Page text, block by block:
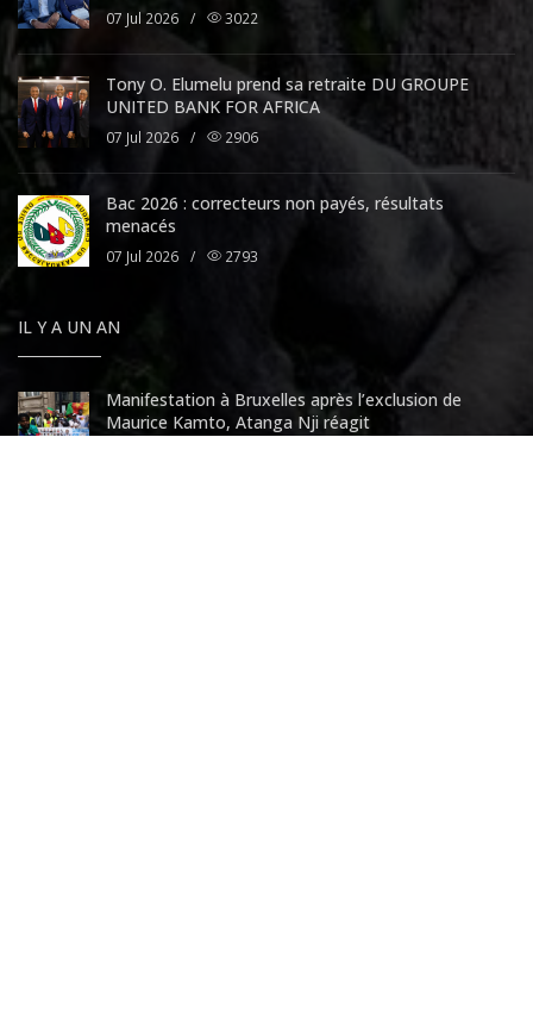
07 Jul 2026 / 3022
Tony O. Elumelu prend sa retraite DU GROUPE
UNITED BANK FOR AFRICA
07 Jul 2026 / 2906
Bac 2026 : correcteurs non payés, résultats
menacés
07 Jul 2026 / 2793
IL Y A UN AN
Manifestation à Bruxelles après l’exclusion de
Maurice Kamto, Atanga Nji réagit